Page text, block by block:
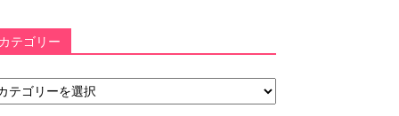
カテゴリー